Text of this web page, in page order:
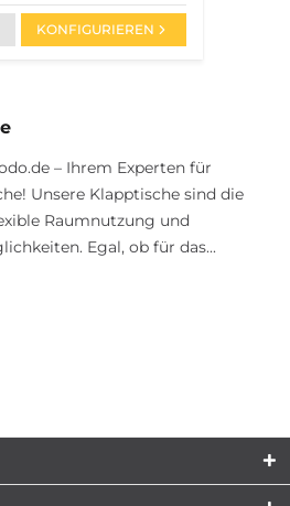
KONFIGURIEREN
– Ihrem Experten für
Unsere Klapptische sind die
Raumnutzung und
Egal, ob für das...